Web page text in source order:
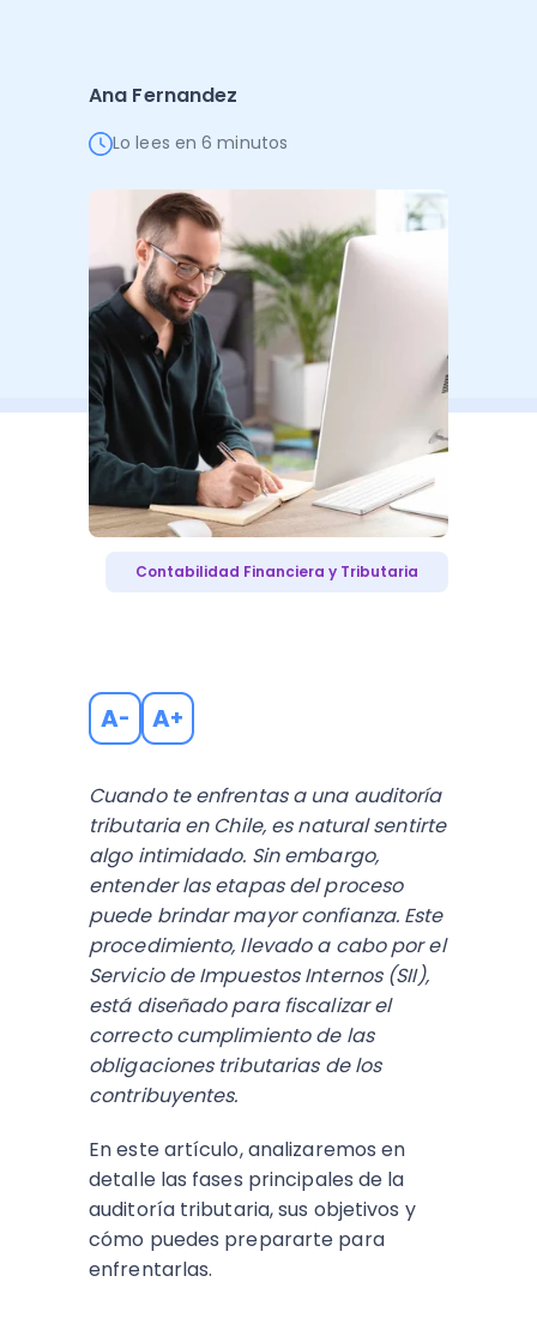
Ver todo
Ver TodoAna Fernandez
Lo lees en 6 minutos
Contabilidad Financiera y Tributaria
A- A+
Cuando te enfrentas a una auditoría
tributaria en Chile, es natural sentirte
algo intimidado. Sin embargo,
entender las etapas del proceso
puede brindar mayor confianza. Este
procedimiento, llevado a cabo por el
Servicio de Impuestos Internos (SII),
está diseñado para fiscalizar el
correcto cumplimiento de las
obligaciones tributarias de los
contribuyentes.
En este artículo, analizaremos en
detalle las fases principales de la
auditoría tributaria, sus objetivos y
cómo puedes prepararte para
enfrentarlas.